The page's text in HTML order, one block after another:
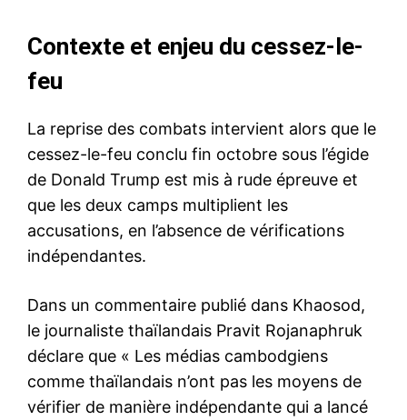
Contexte et enjeu du cessez-le-
feu
La reprise des combats intervient alors que le
cessez-le-feu conclu fin octobre sous l’égide
de Donald Trump est mis à rude épreuve et
que les deux camps multiplient les
accusations, en l’absence de vérifications
indépendantes.
Dans un commentaire publié dans Khaosod,
le journaliste thaïlandais Pravit Rojanaphruk
déclare que « Les médias cambodgiens
comme thaïlandais n’ont pas les moyens de
vérifier de manière indépendante qui a lancé